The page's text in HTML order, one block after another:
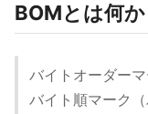
BOMとは何か
バイトオーダー
バイト順マーク